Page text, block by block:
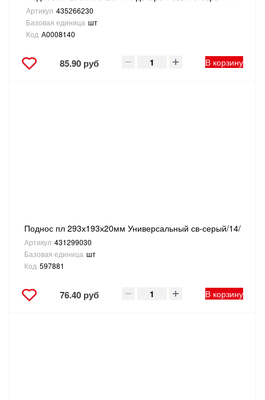
Артикул 435266230
Базовая единица шт
Код А0008140
85.90 руб В корзину
Поднос пл 293х193х20мм Универсальный св-серый/14/
Артикул 431299030
Базовая единица шт
Код 597881
76.40 руб В корзину